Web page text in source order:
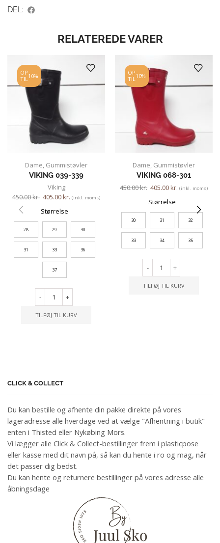
DEL:
RELATEREDE VARER
OP
TIL10%
Dame, Gummistøvler
VIKING 039-339
Viking
450.00kr. 405.00kr. (inkl. moms)
Størrelse
28 29 30
31 33 36
37
- +
TILFØJ TIL KURV
OP
TIL10%
Dame, Gummistøvler
VIKING 068-301
450.00kr. 405.00kr. (inkl. moms)
Størrelse
30 31 32
33 34 35
- +
TILFØJ TIL KURV
CLICK & COLLECT
Du kan bestille og afhente din pakke direkte på vores
lageradresse alle hverdage ved at vælge "Afhentning i butik"
enten i Thisted eller Nykøbing Mors.
Vi lægger alle Click & Collect-bestillinger frem i plasticpose
eller kasse med dit navn på, så kan du hente i ro og mag, når
det passer dig bedst.
Du kan hente og returnere bestillinger på vores adresse alle
åbningsdage